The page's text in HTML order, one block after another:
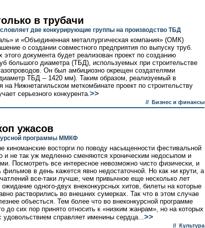
в трубачи
две конкурирующие группы на производство ТБД
и «Объединенная металлургическая компания» (ОМК)
о создании совместного предприятия по выпуску труб.
документа будет реализован проект по созданию
большого диаметра (ТБД), используемых при строительстве
Он был амбициозно окрещен создателями
ТБД -- 1420 мм). Таким образом, реализуемый в
на Нижнетагильском меткомбинате проект по строительству
серьезного конкурента.>>
// Бизнес и финансы
ужасов
программы ММКФ
киноманские восторги по поводу насыщенности фестивальной
и не так уж медленно сменяются хроническим недосыпом и
Посмотреть все интересное невозможно чисто физически, и
в день кажется явно недостаточной. Но как ни крути, а
все-таки лучше, чем привычное еще несколько лет
ожидание одного-двух внеконкурсных хитов, билеты на которые
растворились во внешних сумерках. Так что в этом случае
объесться. Тем более что во внеконкурсной программе
до сих пор принято относить к «низким жанрам», но на которых
удовольствием справляет именины сердца...>>
// Культура